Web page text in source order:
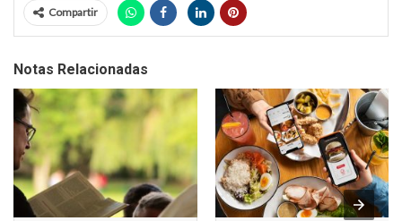
Compartir
Notas Relacionadas